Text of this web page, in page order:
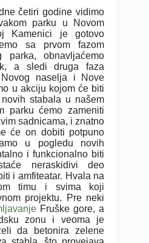
četiri godine vidimo
parku u Novom
Kamenici je gotovo
sa prvom fazom
parka, obnavlјaćemo
a sledi druga faza
naselјa i Nove
u akciju kojom će biti
stabala u našem
parku ćemo zameniti
sadnicama, i znatno
će on dobiti potpuno
u pogledu novih
i funkcionalno biti
neraskidivi deo
i amfiteatar. Hvala na
timu i svima koji
projektu. Pre neki
Fruške gore, a
zonu i veoma je
da betonira zelene